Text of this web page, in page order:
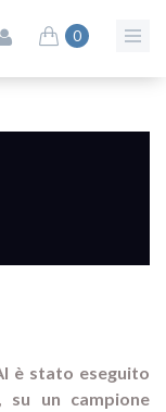
0
è stato eseguito
su un campione